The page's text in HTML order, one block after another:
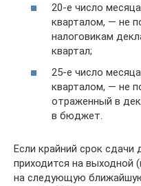
20-е число
кварталом, — не
налоговикам
квартал;
25-е число
кварталом, — не
отраженный в
в бюджет.
Если крайний срок сдачи
приходится на выходной
на следующую